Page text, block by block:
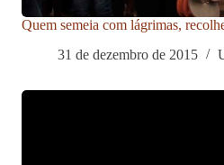
Quem semeia com lágrimas,
31 de dezembro de 2015